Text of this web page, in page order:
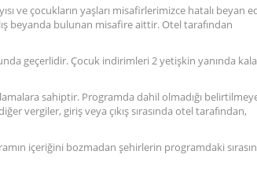
ve çocukların yaşları misafirlerimizce hatalı beyan
beyanda bulunan misafire aittir. Otel tarafından
geçerlidir. Çocuk indirimleri 2 yetişkin yanında
sahiptir. Programda dahil olmadığı
vergiler, giriş veya çıkış sırasında otel tarafından,
içeriğini bozmadan şehirlerin programdaki